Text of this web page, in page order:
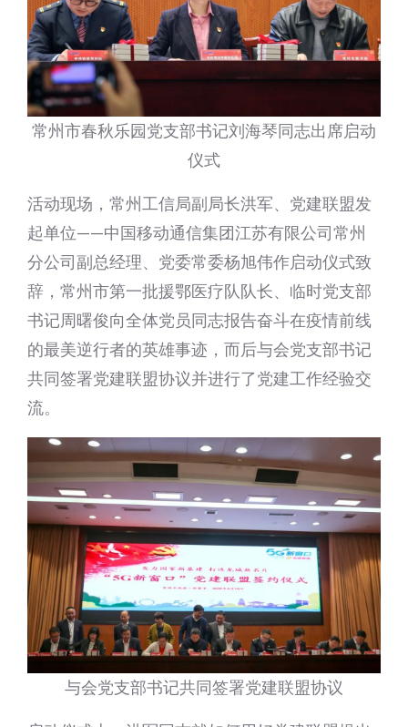
常州市春秋乐园党支部书记刘海琴同志出席启动
仪式
活动现场，常州工信局副局长洪军、党建联盟发
起单位——中国移动通信集团江苏有限公司常州
分公司副总经理、党委常委杨旭伟作启动仪式致
辞，常州市第一批援鄂医疗队队长、临时党支部
书记周曙俊向全体党员同志报告奋斗在疫情前线
的最美逆行者的英雄事迹，而后与会党支部书记
共同签署党建联盟协议并进行了党建工作经验交
流。
与会党支部书记共同签署党建联盟协议